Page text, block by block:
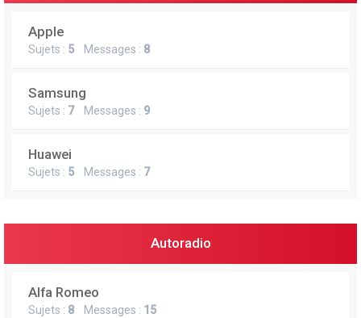
Apple
Sujets : 5 Messages : 8
Samsung
Sujets : 7Messages : 9
Huawei
Sujets : 5 Messages : 7
Autoradio
Alfa Romeo
Sujets : 8 Messages : 15